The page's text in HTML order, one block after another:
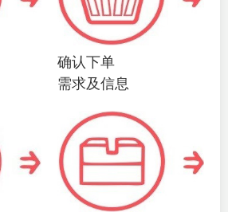
确认下单
需求及信息